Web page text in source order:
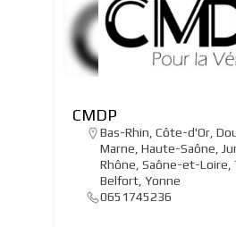
CMDP
Bas-Rhin Côte-d'Or,
Marne Haute-Saône
Rhône Saône-et-Loire
Belfort, Yonne
0651745236